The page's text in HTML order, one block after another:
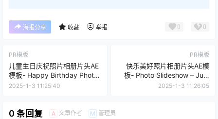
海报分享 收藏 举报 0 0
PR模版
儿童生日庆祝照片相册片头AE
模板- Happy Birthday Photo
SlideshowPremiere视频模版
2025-1-3 11:25:40
PR模版
快乐美好照片相册片头AE模
板- Photo Slideshow – Just
Be HappyPremiere视频模版
2025-1-3 11:26:05
0 条回复 A 文章作者 M 管理员